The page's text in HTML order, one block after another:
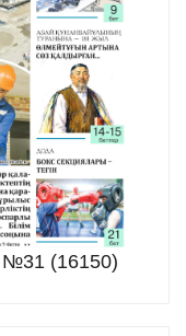
№31 (16150)